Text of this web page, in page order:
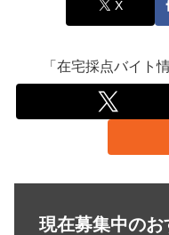
X
「在宅採点バイト
現在募集中の